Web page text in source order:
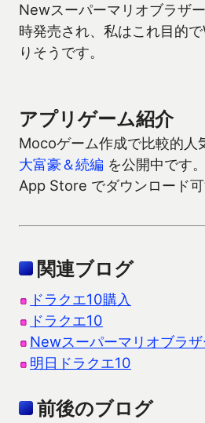
Newスーパーマリオブラザ
時発売され、私はこれ目的
りそうです。
アプリゲーム紹介
Mocoゲーム作成で比較的人
大富豪＆続編 を公開中です
App Store でダウンロード可
関連ブログ
ドラクエ10購入
ドラクエ10
Newスーパーマリオブラ
明日ドラクエ10
前後のブログ